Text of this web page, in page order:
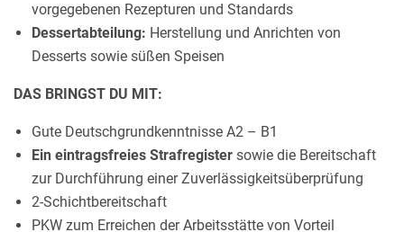
vorgegebenen Rezepturen und Standards
Dessertabteilung: Herstellung und Anrichten von
Desserts sowie süßen Speisen
DAS BRINGST DU MIT:
Gute Deutschgrundkenntnisse A2 – B1
Ein eintragsfreies Strafregister sowie die Bereitschaft
zur Durchführung einer Zuverlässigkeitsüberprüfung
2-Schichtbereitschaft
PKW zum Erreichen der Arbeitsstätte von Vorteil